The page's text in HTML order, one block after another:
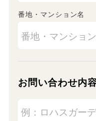
番地・マンション名
お問い合わせ内